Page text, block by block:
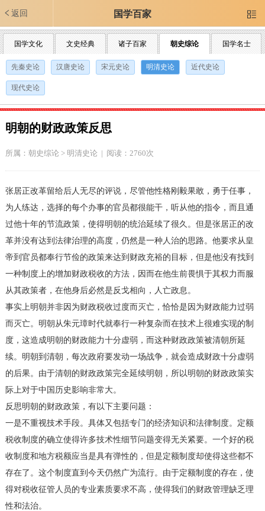
返回 国学百家 
国学文化 文史经典 诸子百家 朝史综论 国学名士
先秦史论 汉唐史论 宋元史论 明清史论 近代史论
现代史论
明朝的财政政策反思
所属： 朝史综论 > 明清史论 | 阅读：2760次
张居正改革留给后人无尽的评说，尽管他性格刚毅果敢，勇于任事，
为人练达，选择的每个办事的官员都很能干，听从他的指令，而且通
过他十年的节流政策，使得明朝的统治延续了很久。但是张居正的改
革并没有达到法律治理的高度，仍然是一种人治的思路。他要求从皇
帝到官员都奉行节俭的政策来达到财政充裕的目标，但是他没有找到
一种制度上的增加财政税收的方法，因而在他生前畏惧于其权力而服
从其政策者，在他身后必然是反戈相向，人亡政息。
事实上明朝并非因为财政税收过度而灭亡，恰恰是因为财政能力过弱
而灭亡。明朝从朱元璋时代就奉行一种复杂而在技术上很难实现的制
度，这造成明朝的财政能力十分虚弱，而这种财政政策被清朝所延
续。明朝到清朝，每次政府要发动一场战争，就会造成财政十分虚弱
的后果。由于清朝的财政政策完全延续明朝，所以明朝的财政政策实
际上对于中国历史影响非常大。
反思明朝的财政政策，有以下主要问题：
一是不重视技术手段。具体又包括专门的经济知识和法律制度。定额
税收制度的确立使得许多技术性细节问题变得无关紧要。一个好的税
收制度和地方税额应当是具有弹性的，但是定额制度却使得这些都不
存在了。这个制度直到今天仍然广为流行。由于定额制度的存在，使
得对税收征管人员的专业素质要求不高，使得我们的财政管理缺乏理
性和法治。